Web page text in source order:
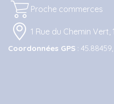
Proche commerces
1 Rue du Chemin
Coordonnées GPS :